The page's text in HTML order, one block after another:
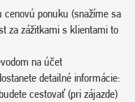
ponuku (snažíme sa
za zážitkami s klientami to
na účet
detailné informácie:
cestovať (pri zájazde)